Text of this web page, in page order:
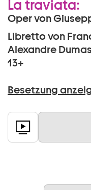
La traviata:
Oper von
Libretto von
Alexandre
13+
Besetzung